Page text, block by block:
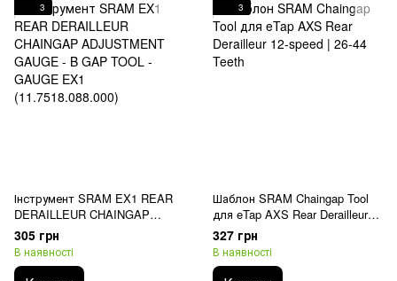
3
Інструмент SRAM EX1 REAR
DERAILLEUR CHAINGAP
ADJUSTMENT GAUGE - B GAP
TOOL - GAUGE EX1
(11.7518.088.000)
305 грн
В наявності
3
Шаблон SRAM Chaingap Tool
для eTap AXS Rear Derailleur
12-speed | 26-44 Teeth
327 грн
В наявності